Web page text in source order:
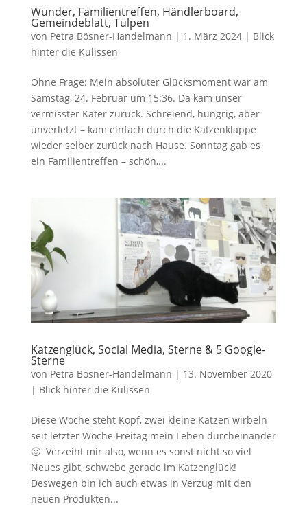
Wunder, Familientreffen, Händlerboard,
Gemeindeblatt, Tulpen
von Petra Bösner-Handelmann | 1. März 2024| Blick
hinter die Kulissen
Ohne Frage: Mein absoluter Glücksmoment war am
Samstag, 24. Februar um 15:36. Da kam unser
vermisster Kater zurück. Schreiend, hungrig, aber
unverletzt – kam einfach durch die Katzenklappe
wieder selber zurück nach Hause. Sonntag gab es
ein Familientreffen – schön,...
Katzenglück, Social Media, Sterne & 5 Google-
Sterne
von Petra Bösner-Handelmann | 13. November 2020
| Blick hinter die Kulissen
Diese Woche steht Kopf, zwei kleine Katzen wirbeln
seit letzter Woche Freitag mein Leben durcheinander
🙂 Verzeiht mir also, wenn es sonst nicht so viel
Neues gibt, schwebe gerade im Katzenglück!
Deswegen bin ich auch etwas in Verzug mit den
neuen Produkten...